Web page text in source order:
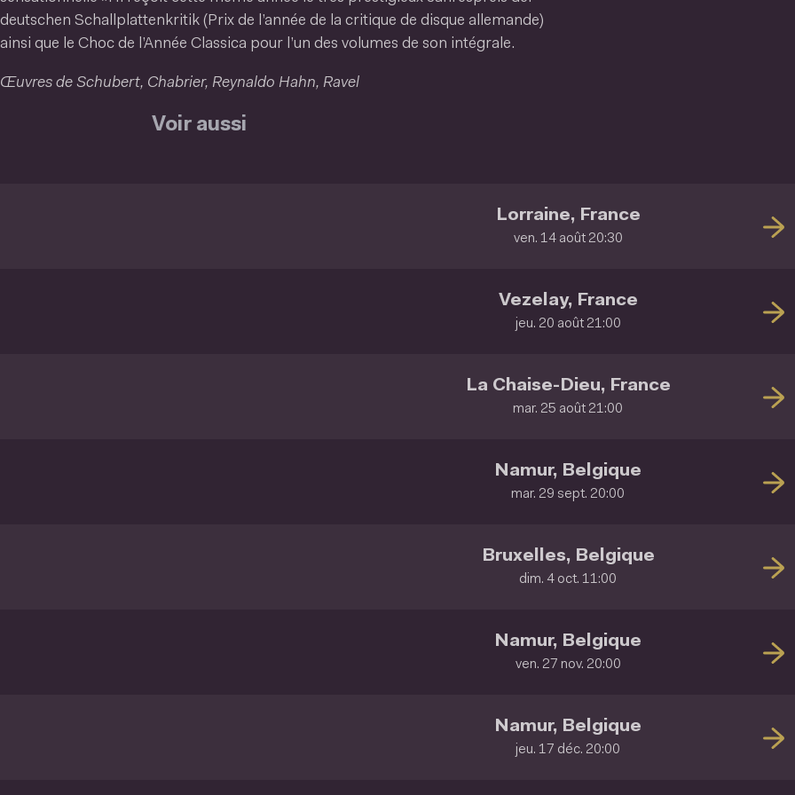
deutschen Schallplattenkritik (Prix de l’année de la critique de disque allemande)
ainsi que le Choc de l’Année Classica pour l’un des volumes de son intégrale.
Œuvres de Schubert, Chabrier, Reynaldo Hahn, Ravel
Voir aussi
Lorraine, France
ven. 14 août 20:30
Vezelay, France
jeu. 20 août 21:00
La Chaise-Dieu, France
mar. 25 août 21:00
Namur, Belgique
mar. 29 sept. 20:00
Bruxelles, Belgique
dim. 4 oct. 11:00
Namur, Belgique
ven. 27 nov. 20:00
Namur, Belgique
jeu. 17 déc. 20:00